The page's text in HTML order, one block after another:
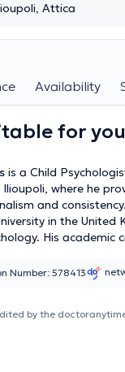
Attica
Availability
for you
is a Child
where he
and
in the United
His academic
he completed his
with Swansea
of new skills
Number: 578413
by the